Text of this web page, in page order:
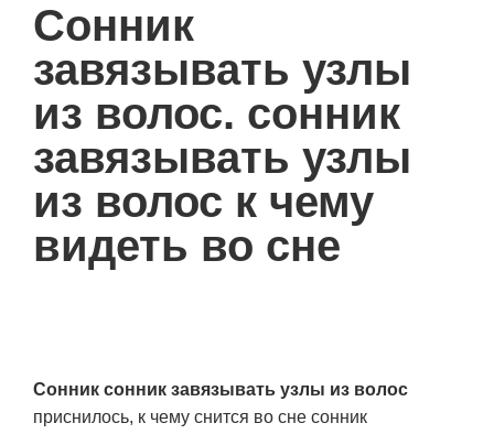
сонник
завязывать узлы
из волос. сонник
завязывать узлы
из волос к чему
видеть во сне
Сонник сонник завязывать узлы из волос
приснилось, к чему снится во сне сонник